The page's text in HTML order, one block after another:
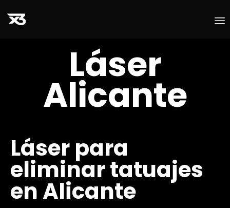
Láser
Alicante
Láser para
eliminar tatuajes
en Alicante